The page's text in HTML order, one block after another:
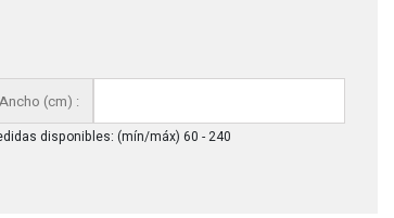
Ancho (cm) :
disponibles: (mín/máx) 60 - 240